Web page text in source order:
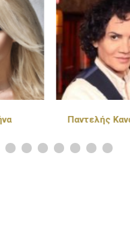
Παντελής Καναράκης